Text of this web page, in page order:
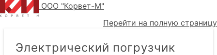
ООО "Корвет-М"
Перейти на полную страницу
Электрический погрузчик